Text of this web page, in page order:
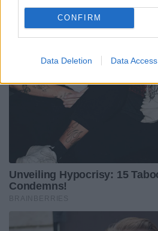
CONFIRM
Data Deletion Data Access